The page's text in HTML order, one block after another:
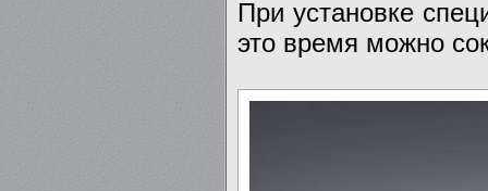
При установке
это время можно